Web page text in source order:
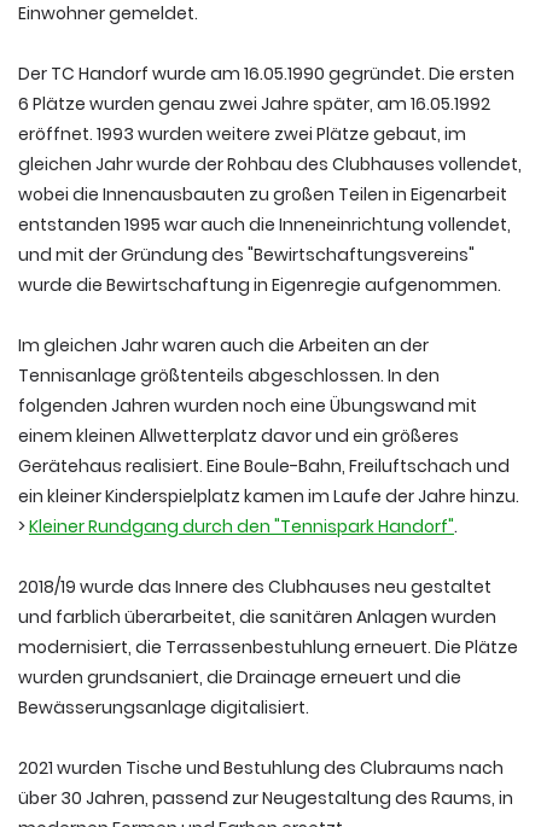
Einwohner gemeldet.
Der TC Handorf wurde am 16.05.1990 gegründet. Die ersten
6 Plätze wurden genau zwei Jahre später, am 16.05.1992
eröffnet. 1993 wurden weitere zwei Plätze gebaut, im
gleichen Jahr wurde der Rohbau des Clubhauses vollendet,
wobei die Innenausbauten zu großen Teilen in Eigenarbeit
entstanden 1995 war auch die Inneneinrichtung vollendet,
und mit der Gründung des "Bewirtschaftungsvereins"
wurde die Bewirtschaftung in Eigenregie aufgenommen.
Im gleichen Jahr waren auch die Arbeiten an der
Tennisanlage größtenteils abgeschlossen. In den
folgenden Jahren wurden noch eine Übungswand mit
einem kleinen Allwetterplatz davor und ein größeres
Gerätehaus realisiert. Eine Boule-Bahn, Freiluftschach und
ein kleiner Kinderspielplatz kamen im Laufe der Jahre hinzu.
>Kleiner Rundgang durch den "Tennispark Handorf".
2018/19 wurde das Innere des Clubhauses neu gestaltet
und farblich überarbeitet, die sanitären Anlagen wurden
modernisiert, die Terrassenbestuhlung erneuert. Die Plätze
wurden grundsaniert, die Drainage erneuert und die
Bewässerungsanlage digitalisiert.
2021 wurden Tische und Bestuhlung des Clubraums nach
über 30 Jahren, passend zur Neugestaltung des Raums, in